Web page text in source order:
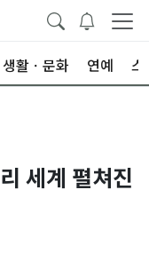
생활ㆍ문화 연예 스
세계 펼쳐진